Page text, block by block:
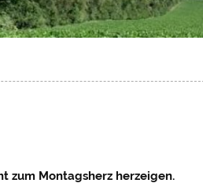
zum Montagsherz herzeigen.